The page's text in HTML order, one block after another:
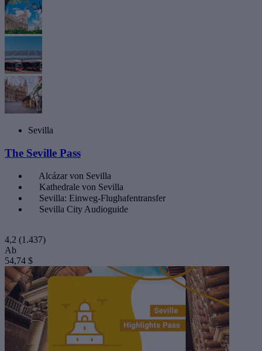
Sevilla
The Seville Pass
Alcázar von Sevilla
Kathedrale von Sevilla
Sevilla: Einweg-Flughafentransfer
Sevilla City Audioguide
4,2 (1.437)
Ab
54,74 $